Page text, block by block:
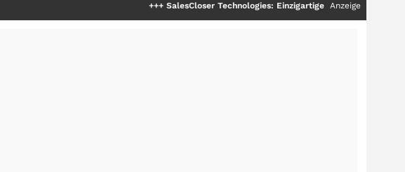
SalesCloser Technologies: Einzigartige Leistung zieht die Top-Dogs an!
Anzeige